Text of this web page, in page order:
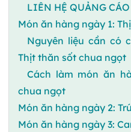
LIÊN HỆ QUẢNG CÁO
Món ăn hàng ngày 1:
Nguyên liệu cần có
Thịt thăn sốt chua ngọt
Cách làm món ăn
chua ngọt
Món ăn hàng ngày 2:
Món ăn hàng ngày 3: